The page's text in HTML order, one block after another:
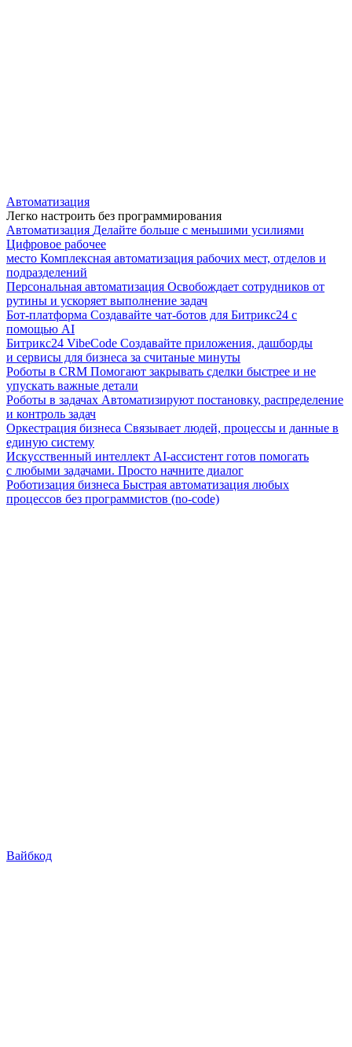
Автоматизация
Легко настроить без программирования
Автоматизация Делайте больше с меньшими усилиями
Цифровое рабочее
место Комплексная автоматизация рабочих мест, отделов и
подразделений
Персональная автоматизация Освобождает сотрудников от
рутины и ускоряет выполнение задач
Бот-платформа Создавайте чат-ботов для Битрикс24 с
помощью AI
Битрикс24 VibeCode Создавайте приложения, дашборды
и сервисы для бизнеса за считаные минуты
Роботы в CRM Помогают закрывать сделки быстрее и не
упускать важные детали
Роботы в задачах Автоматизируют постановку, распределение
и контроль задач
Оркестрация бизнеса Связывает людей, процессы и данные в
единую систему
Искусственный интеллект AI-ассистент готов помогать
с любыми задачами. Просто начните диалог
Роботизация бизнеса Быстрая автоматизация любых
процессов без программистов (no-code)
Вайбкод